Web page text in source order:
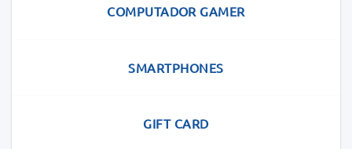
COMPUTADOR GAMER
SMARTPHONES
GIFT CARD